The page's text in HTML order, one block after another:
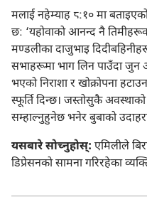
मलाई नहेम्याह ८:‏१० मा बताइएको कुरा धेरै मनपर्छ। त्यहाँ यस्तो लेखिएको
छ: ‘यहोवाको आनन्द नै
मण्डलीका दाजुभाइ
सभाहरूमा भाग लिन पाउँदा
भएको निराशा र खोक्रोपना
स्फूर्ति दिन्छ। जस्तोसुकै
सम्हाल्नुहुनेछ भनेर बुबाको
यसबारे सोच्नुहोस्‌: एमिलीले
डिप्रेसनको सामना गरिरहेका